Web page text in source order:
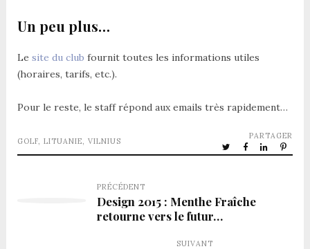
Un peu plus…
Le site du club fournit toutes les informations utiles
(horaires, tarifs, etc.).
Pour le reste, le staff répond aux emails très rapidement…
GOLF, LITUANIE VILNIUS
PARTAGER
PRÉCÉDENT
Design 2015 : Menthe Fraîche
retourne vers le futur…
SUIVANT